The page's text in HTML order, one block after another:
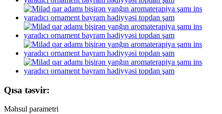
Qısa təsvir:
Məhsul parametri